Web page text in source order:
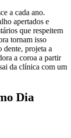
a cada ano.
apertados e
que respeitem
tornam isso
dente, projeta a
a coroa a partir
da clínica com um
Dia